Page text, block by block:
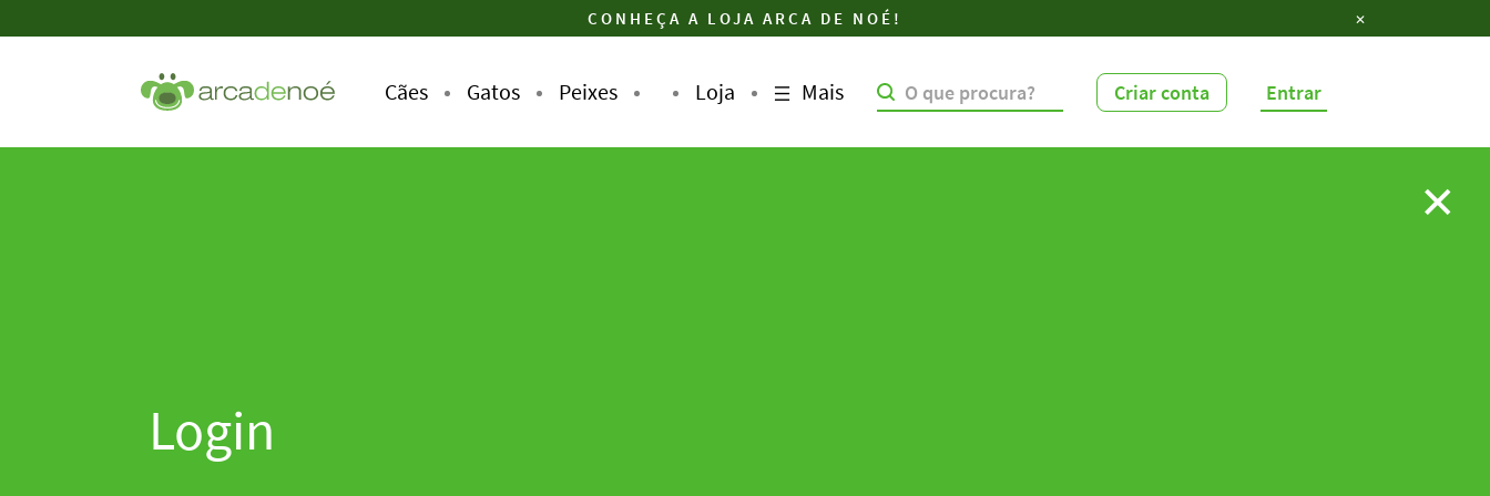
CONHEÇA A LOJA ARCA DE NOÉ! ✕
Cães Gatos Peixes Loja Mais Criar conta Entrar
✕
Login